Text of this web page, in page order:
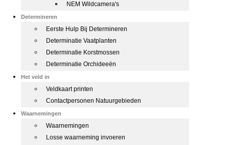
NEM Wildcamera's
Determineren
Eerste Hulp Bij Determineren
Determinatie Vaatplanten
Determinatie Korstmossen
Determinatie Orchideeën
Het veld in
Veldkaart printen
Contactpersonen Natuurgebieden
Waarnemingen
Waarnemingen
Losse waarneming invoeren